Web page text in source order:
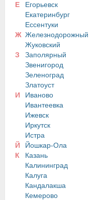
Е
Егорьевск
Екатеринбург
Ессентуки
Ж Железнодорожный
Жуковский
З
Заполярный
Звенигород
Зеленоград
Златоуст
И
Иваново
Ивантеевка
Ижевск
Иркутск
Истра
Й
Йошкар-Ола
К
Казань
Калининград
Калуга
Кандалакша
Кемерово